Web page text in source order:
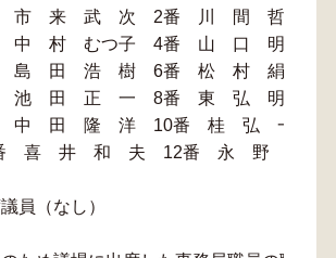
市 来 武 次 2番 川 間 哲 志
中 村 むつ子 4番 山 口 明日香
島 田 浩 樹 6番 松 村 絹 江
池 田 正 一 8番 東 弘 明
中 田 隆 洋 10番 桂 弘 一
喜 井 和 夫 12番 永 野 利
員（なし）